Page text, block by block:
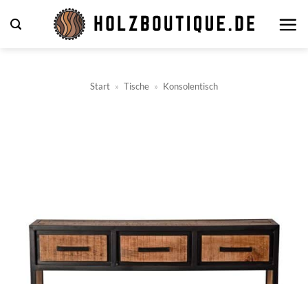
Inhalt
Start » Tische » Konsolentisch